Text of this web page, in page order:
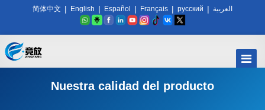
简体中文 | English | Español | Français | русский | العربية
Nuestra calidad del producto